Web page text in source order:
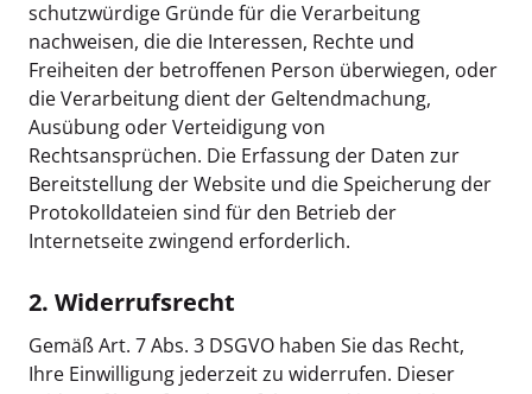
schutzwürdige Gründe für die Verarbeitung
nachweisen, die die Interessen, Rechte und
Freiheiten der betroffenen Person überwiegen, oder
die Verarbeitung dient der Geltendmachung,
Ausübung oder Verteidigung von
Rechtsansprüchen. Die Erfassung der Daten zur
Bereitstellung der Website und die Speicherung der
Protokolldateien sind für den Betrieb der
Internetseite zwingend erforderlich.
2. Widerrufsrecht
Gemäß Art. 7 Abs. 3 DSGVO haben Sie das Recht,
Ihre Einwilligung jederzeit zu widerrufen. Dieser